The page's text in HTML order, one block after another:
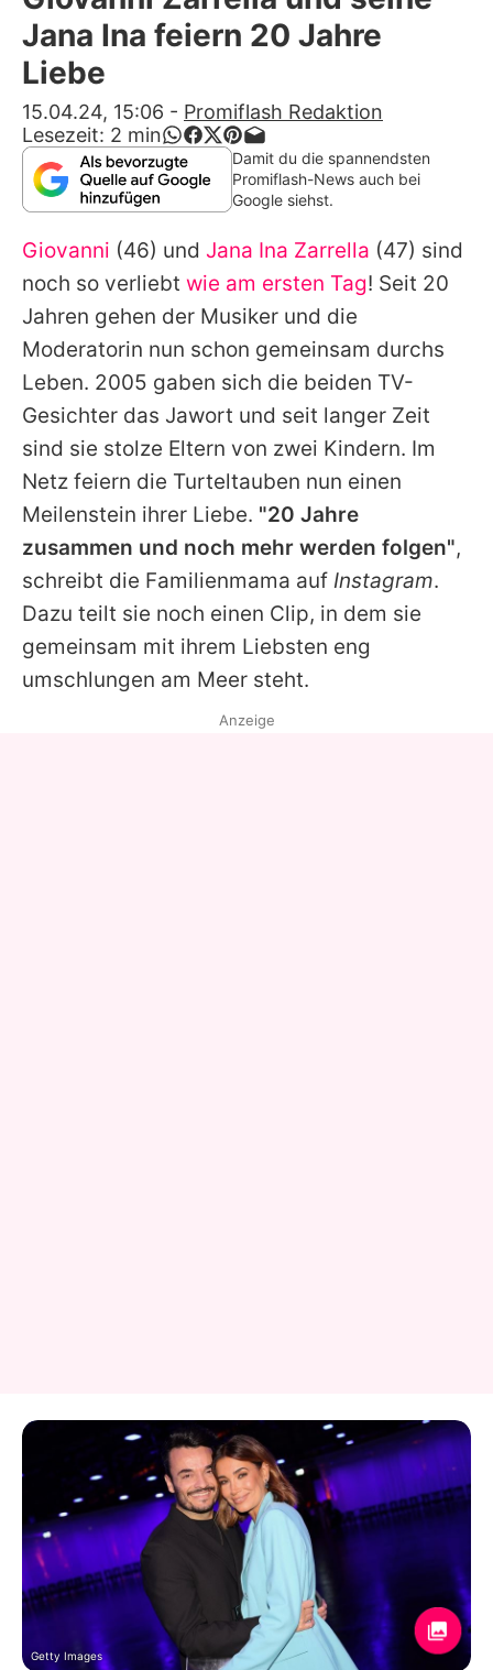
Alle Themen auf Promiflash
App runterladen
Team
Redaktionelle Richtlinien
Impressum
Datenschutzerklärung
Nutzungsbedingungen
Utiq verwalten
Jana Ina feiern 20 Jahre
Liebe
15.04.24, 15:06 - Promiflash Redaktion
Lesezeit: 2 min
Damit du die spannendsten
Promiflash-News auch bei
Google siehst.
Giovanni (46) und Jana Ina Zarrella (47) sind
noch so verliebt wie am ersten Tag! Seit 20
Jahren gehen der Musiker und die
Moderatorin nun schon gemeinsam durchs
Leben. 2005 gaben sich die beiden TV-
Gesichter das Jawort und seit langer Zeit
sind sie stolze Eltern von zwei Kindern. Im
Netz feiern die Turteltauben nun einen
Meilenstein ihrer Liebe. "20 Jahre
zusammen und noch mehr werden folgen",
schreibt die Familienmama auf Instagram.
Dazu teilt sie noch einen Clip, in dem sie
gemeinsam mit ihrem Liebsten eng
umschlungen am Meer steht.
Anzeige
Getty Images